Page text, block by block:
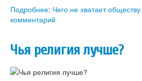
Подробнее: Чего не хватает обществу
комментарий
Чья религия лучше?